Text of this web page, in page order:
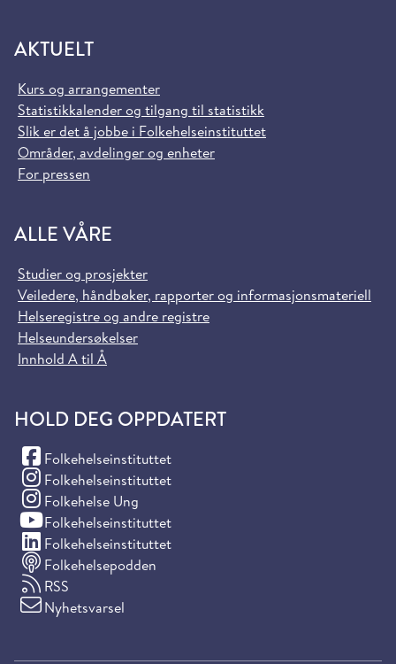
AKTUELT
Kurs og arrangementer
Statistikkalender og tilgang til statistikk
Slik er det å jobbe i Folkehelseinstituttet
Områder, avdelinger og enheter
For pressen
ALLE VÅRE
Studier og prosjekter
Veiledere, håndbøker, rapporter og informasjonsmateriell
Helseregistre og andre registre
Helseundersøkelser
Innhold A til Å
HOLD DEG OPPDATERT
Folkehelseinstituttet
(Facebook)
Folkehelseinstituttet
(Instagram)
Folkehelse Ung
(Instagram)
Folkehelseinstituttet
(YouTube)
Folkehelseinstituttet
(LinkedIn)
Folkehelsepodden
RSS
Nyhetsvarsel